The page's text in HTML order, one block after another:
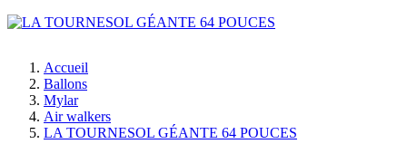
Accueil
Ballons
Mylar
Air walkers
LA TOURNESOL GÉANTE 64 POUCES